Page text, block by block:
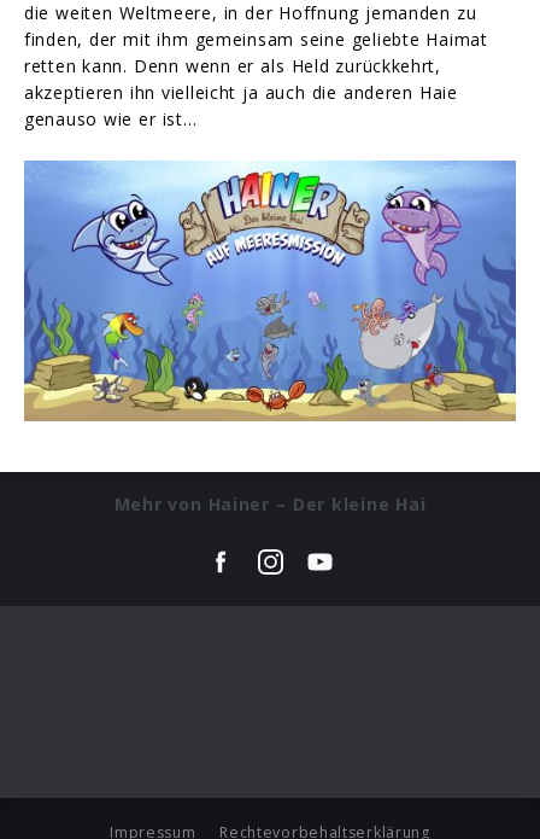
die weiten Weltmeere, in der Hoffnung jemanden zu
finden, der mit ihm gemeinsam seine geliebte Haimat
retten kann. Denn wenn er als Held zurückkehrt,
akzeptieren ihn vielleicht ja auch die anderen Haie
genauso wie er ist…
Mehr von Hainer – Der kleine Hai
Impressum Rechtevorbehaltserklärung